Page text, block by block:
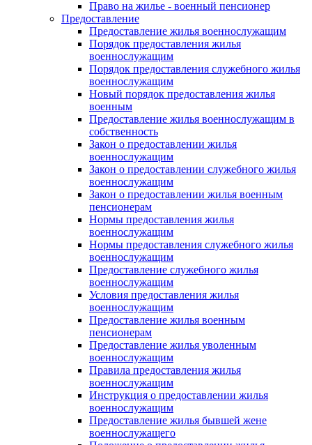
Право на жилье - военный пенсионер
Предоставление
Предоставление жилья военнослужащим
Порядок предоставления жилья
военнослужащим
Порядок предоставления служебного жилья
военнослужащим
Новый порядок предоставления жилья
военным
Предоставление жилья военнослужащим в
собственность
Закон о предоставлении жилья
военнослужащим
Закон о предоставлении служебного жилья
военнослужащим
Закон о предоставлении жилья военным
пенсионерам
Нормы предоставления жилья
военнослужащим
Нормы предоставления служебного жилья
военнослужащим
Предоставление служебного жилья
военнослужащим
Условия предоставления жилья
военнослужащим
Предоставление жилья военным
пенсионерам
Предоставление жилья уволенным
военнослужащим
Правила предоставления жилья
военнослужащим
Инструкция о предоставлении жилья
военнослужащим
Предоставление жилья бывшей жене
военнослужащего